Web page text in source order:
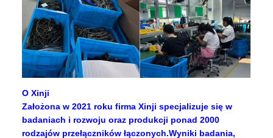
O Xinji
Założona w 2021 roku firma Xinji specjalizuje się w
badaniach i rozwoju oraz produkcji ponad 2000
rodzajów przełączników łączonych.Wyniki badania,